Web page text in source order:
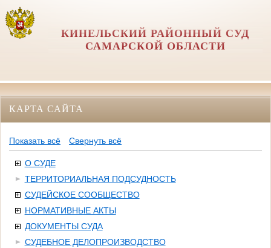
КИНЕЛЬСКИЙ РАЙОННЫЙ СУД
САМАРСКОЙ ОБЛАСТИ
КАРТА САЙТА
Показать всё Свернуть всё
О СУДЕ
ТЕРРИТОРИАЛЬНАЯ ПОДСУДНОСТЬ
СУДЕЙСКОЕ СООБЩЕСТВО
НОРМАТИВНЫЕ АКТЫ
ДОКУМЕНТЫ СУДА
СУДЕБНОЕ ДЕЛОПРОИЗВОДСТВО